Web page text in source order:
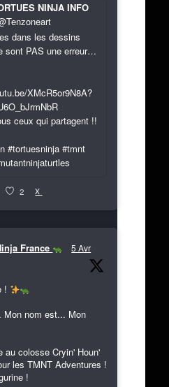
NINJA INFO
dans les dessins
sont PAS une erreur…
XMcR5or9N8A?
ceux qui partagent !!
#tortuesninja #tmnt
2 X
France 5 Avr
!
Mon nom est... Mon
au colosse Cryin' Houn'
les TMNT Adventures !
!